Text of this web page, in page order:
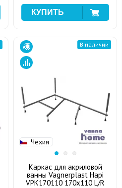
Чехия
В наличии
Каркас для акриловой
ванны Vagnerplast Hapi
VPK170110 170x110 L/R